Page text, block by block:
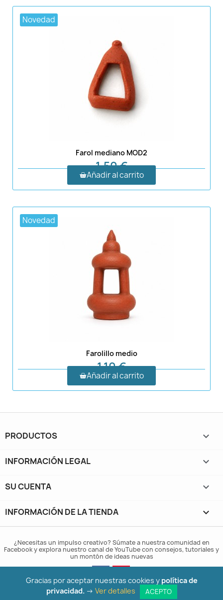
Novedad
Farol mediano MOD2
1,50 €
Añadir al carrito
Novedad
Farolillo medio
1,10 €
Añadir al carrito
PRODUCTOS 
INFORMACIÓN LEGAL 
SU CUENTA 
INFORMACIÓN DE LA TIENDA keyboard_arrow_down
Gracias por aceptar nuestras cookies y política de
privacidad. -> Ver detalles ACEPTO
¿Necesitas un impulso creativo? Súmate a nuestra comunidad en
Facebook y explora nuestro canal de YouTube con consejos, tutoriales y
un montón de ideas nuevas
© 2026 - Arte Belenista | Marca registrada